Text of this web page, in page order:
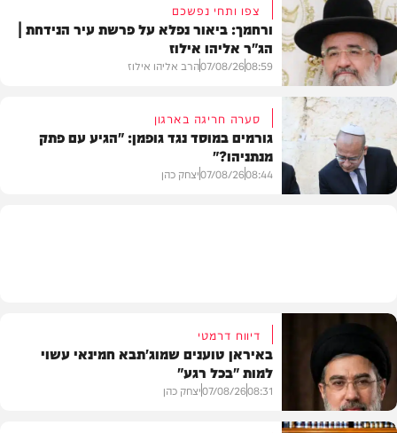
וידאו
וידאו
צפו ותחי נפשכם
ורחמך: ביאור נפלא על פרשת עיר הנידחת |
הג"ר אליהו אילוז
08:59
07/08/26הרב אליהו אילוז
סערה חריגה בארגון
גורמים במוסד נגד גופמן: "הגיע עם פתק
מנתניהו?"
08:44
07/08/26יצחק כהן
דיווח דרמטי
באיראן טוענים שמוג'תבא חמינאי עשוי
למות "בכל רגע"
08:31
07/08/26יצחק כהן